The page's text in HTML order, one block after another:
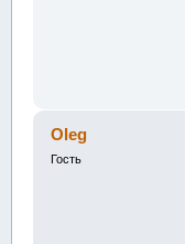
Oleg
Гость